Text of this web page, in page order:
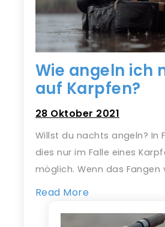
Wie angeln ich
auf Karpfen?
28 Oktober 2021
Willst du nachts angeln? In
dies nur im Falle eines
möglich. Wenn das Fangen
Read More